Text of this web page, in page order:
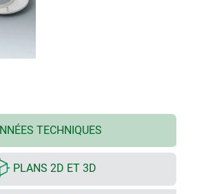
TECHNIQUES
PLANS 2D ET 3D